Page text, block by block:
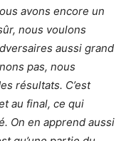
avons encore un
nous voulons
aussi grand
pas, nous
résultats. C’est
au final, ce qui
On en apprend aussi